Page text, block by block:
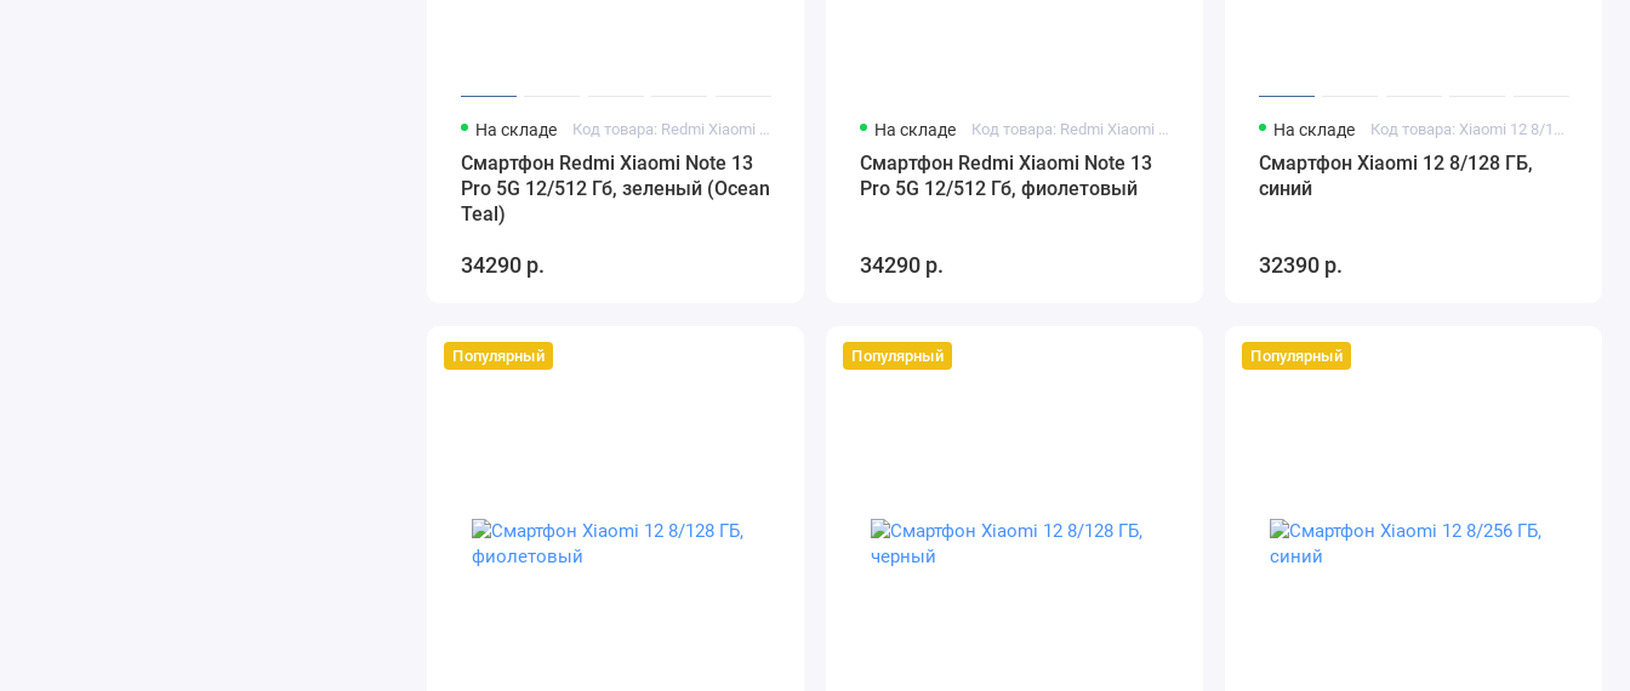
На складе
Смартфон Redmi Xiaomi Note 13
Pro 5G 12/512 Гб, зеленый (Ocean
Teal)
34290 р.
На складе
Смартфон Redmi Xiaomi Note 13
Pro 5G 12/512 Гб, фиолетовый
34290 р.
На складе
Смартфон Xiaomi 12 8/128 ГБ,
синий
32390 р.
Популярный Популярный Популярный